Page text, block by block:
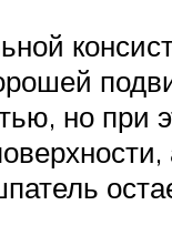
но при